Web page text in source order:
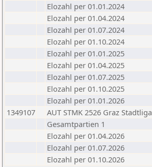
Elozahl per 01.01.2024
Elozahl per 01.04.2024
Elozahl per 01.07.2024
Elozahl per 01.10.2024
Elozahl per 01.01.2025
Elozahl per 01.04.2025
Elozahl per 01.07.2025
Elozahl per 01.10.2025
Elozahl per 01.01.2026
1349107
AUT STMK 2526 Graz Stadtliga
Gesamtpartien 1
Elozahl per 01.04.2026
Elozahl per 01.07.2026
Elozahl per 01.10.2026